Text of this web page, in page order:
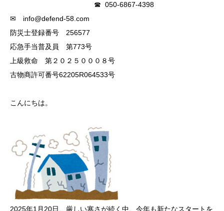
☎ 050‐6867‐4398
✉ info@defend-58.com
防災士登録番号 256577
応急手当普及員 第773号
上級救命 第２０２５０００８号
古物商許可番号62205R064533号
こんにちは。
2025年1月20日、厳しい寒さが続く中、今年も新たなスタートを